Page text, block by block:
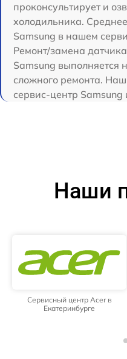
проконсультирует и
холодильника.
Samsung в нашем
Ремонт/замена
Samsung выполняется
сложного ремонта. Наш
сервис-центр Samsung
Наши
Сервисный центр Acer в
Екатеринбурге